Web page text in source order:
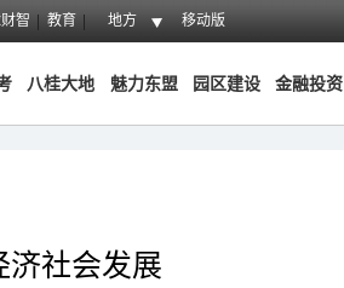
智 教育 地方 移动版
八桂大地 魅力东盟 园区建设 金融投资
济社会发展